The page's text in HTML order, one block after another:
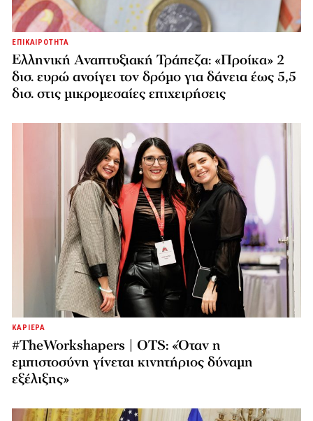
ΕΠΙΚΑΙΡΟΤΗΤΑ
Ελληνική Αναπτυξιακή Τράπεζα: «Προίκα» 2
δισ. ευρώ ανοίγει τον δρόμο για δάνεια έως 5,5
δισ. στις μικρομεσαίες επιχειρήσεις
ΚΑΡΙΕΡΑ
#TheWorkshapers | OTS: «Όταν η
εμπιστοσύνη γίνεται κινητήριος δύναμη
εξέλιξης»